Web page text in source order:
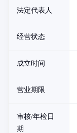
法定代表人
经营状态
成立时间
营业期限
审核/年检日
期